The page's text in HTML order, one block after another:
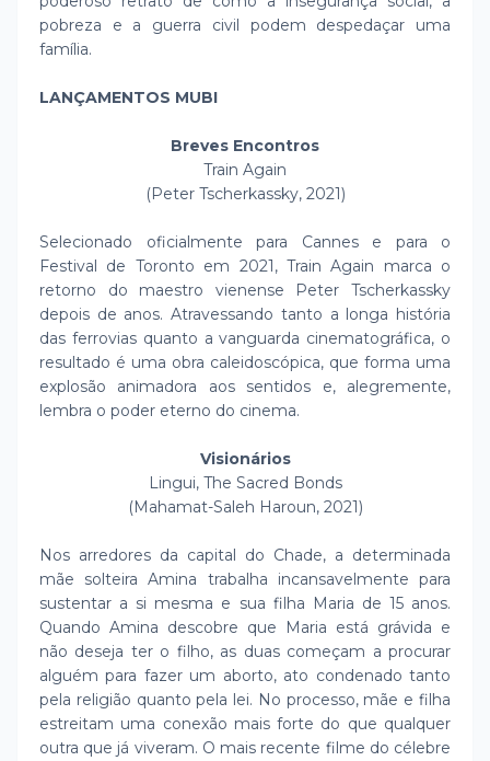
pobreza e a guerra civil podem despedaçar uma
família.
LANÇAMENTOS MUBI
Breves Encontros
Train Again
(Peter Tscherkassky, 2021)
Selecionado oficialmente para Cannes e para o
Festival de Toronto em 2021, Train Again marca o
retorno do maestro vienense Peter Tscherkassky
depois de anos. Atravessando tanto a longa história
das ferrovias quanto a vanguarda cinematográfica, o
resultado é uma obra caleidoscópica, que forma uma
explosão animadora aos sentidos e, alegremente,
lembra o poder eterno do cinema.
Visionários
Lingui, The Sacred Bonds
(Mahamat-Saleh Haroun, 2021)
Nos arredores da capital do Chade, a determinada
mãe solteira Amina trabalha incansavelmente para
sustentar a si mesma e sua filha Maria de 15 anos.
Quando Amina descobre que Maria está grávida e
não deseja ter o filho, as duas começam a procurar
alguém para fazer um aborto, ato condenado tanto
pela religião quanto pela lei. No processo, mãe e filha
estreitam uma conexão mais forte do que qualquer
outra que já viveram. O mais recente filme do célebre